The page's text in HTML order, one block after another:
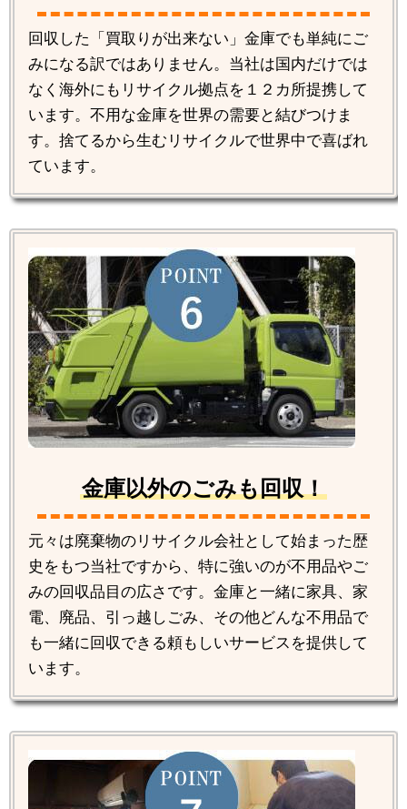
回収した「買取りが出来ない」金庫でも単純にご
みになる訳ではありません。当社は国内だけでは
なく海外にもリサイクル拠点を１２カ所提携して
います。不用な金庫を世界の需要と結びつけま
す。捨てるから生むリサイクルで世界中で喜ばれ
ています。
金庫以外のごみも回収！
元々は廃棄物のリサイクル会社として始まった歴
史をもつ当社ですから、特に強いのが不用品やご
みの回収品目の広さです。金庫と一緒に家具、家
電、廃品、引っ越しごみ、その他どんな不用品で
も一緒に回収できる頼もしいサービスを提供して
います。